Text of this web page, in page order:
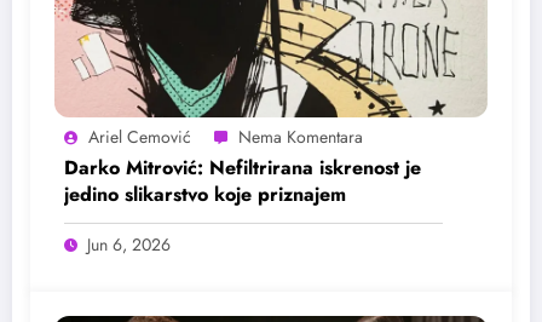
Ariel Cemović
Darko Mitrović: Nefiltrirana iskrenost je
jedino slikarstvo koje priznajem
Jun 6, 2026